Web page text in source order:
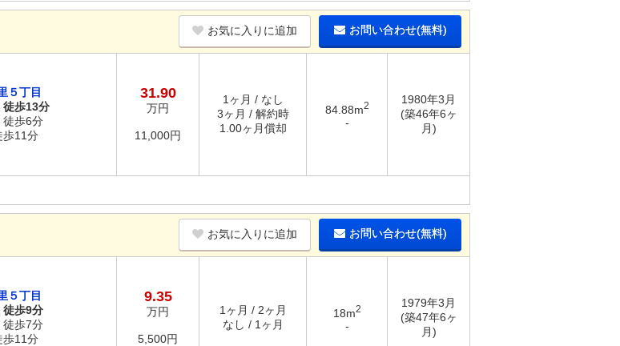
お気に入りに追加 お問い合わせ(無料)
５丁目
徒歩13分
徒歩6分
歩11分
31.90
万円
11,000円
1ヶ月 / なし
3ヶ月 / 解約時
1.00ヶ月償却
84.88m2
-
1980年3月
(築46年6ヶ
月)
お気に入りに追加 お問い合わせ(無料)
５丁目
徒歩9分
徒歩7分
歩11分
9.35
万円
5,500円
1ヶ月 / 2ヶ月
なし / 1ヶ月
18m2
-
1979年3月
(築47年6ヶ
月)